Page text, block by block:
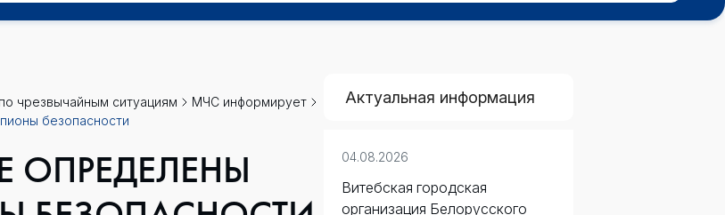
чрезвычайным ситуациям
МЧС информирует
безопасности
ОПРЕДЕЛЕНЫ
Актуальная информация
04.08.2026
Витебская городская
организация Белорусского